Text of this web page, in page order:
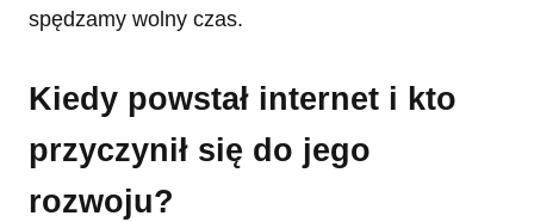
spędzamy wolny czas.
Kiedy powstał internet i kto
przyczynił się do jego
rozwoju?